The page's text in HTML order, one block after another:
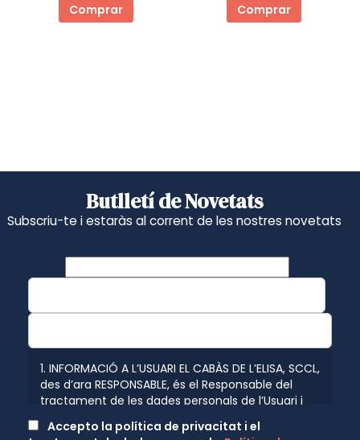
Comprar Comprar
Butlletí de Novetats
Subscriu-te i estaràs al corrent de les nostres novetats
1. INFORMACIÓ A L’USUARI EL CABÀS DE L’ELISA, SCCL,
des d’ara RESPONSABLE, és el Responsable del
tractament de les dades personals de l’Usuari i
conformitat amb el que disposen les normatives
Accepto la política de privacitat i el